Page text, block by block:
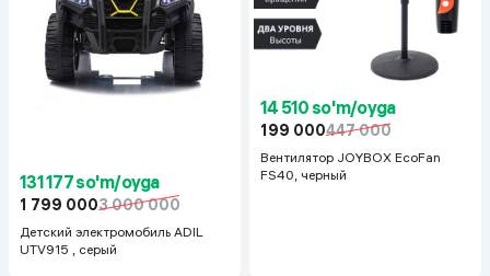
131 177 so'm/oyga
1 799 0003 000 000
Детский электромобиль ADIL
UTV915 , серый
14 510 so'm/oyga
199 000447 000
Вентилятор JOYBOX EcoFan
FS40, черный